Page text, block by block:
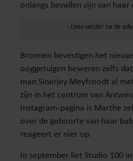
onlangs bevallen zijn van haar
Bronnen bevestigen het
ooggetuigen beweren zelfs
man Sinerjey Meyfroodt al
zijn in het centrum van
Instagram-pagina is Marthe
over de geboorte van haar
reageert er niet op.
In september liet Studio 100